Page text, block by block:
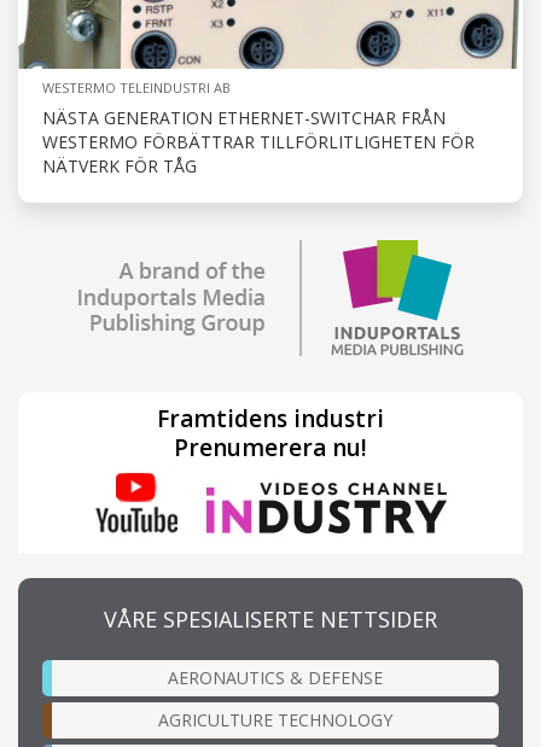
WESTERMO TELEINDUSTRI AB
NÄSTA GENERATION ETHERNET-SWITCHAR FRÅN
WESTERMO FÖRBÄTTRAR TILLFÖRLITLIGHETEN FÖR
NÄTVERK FÖR TÅG
Framtidens industri
Prenumerera nu!
VÅRE SPESIALISERTE NETTSIDER
AERONAUTICS & DEFENSE
AGRICULTURE TECHNOLOGY